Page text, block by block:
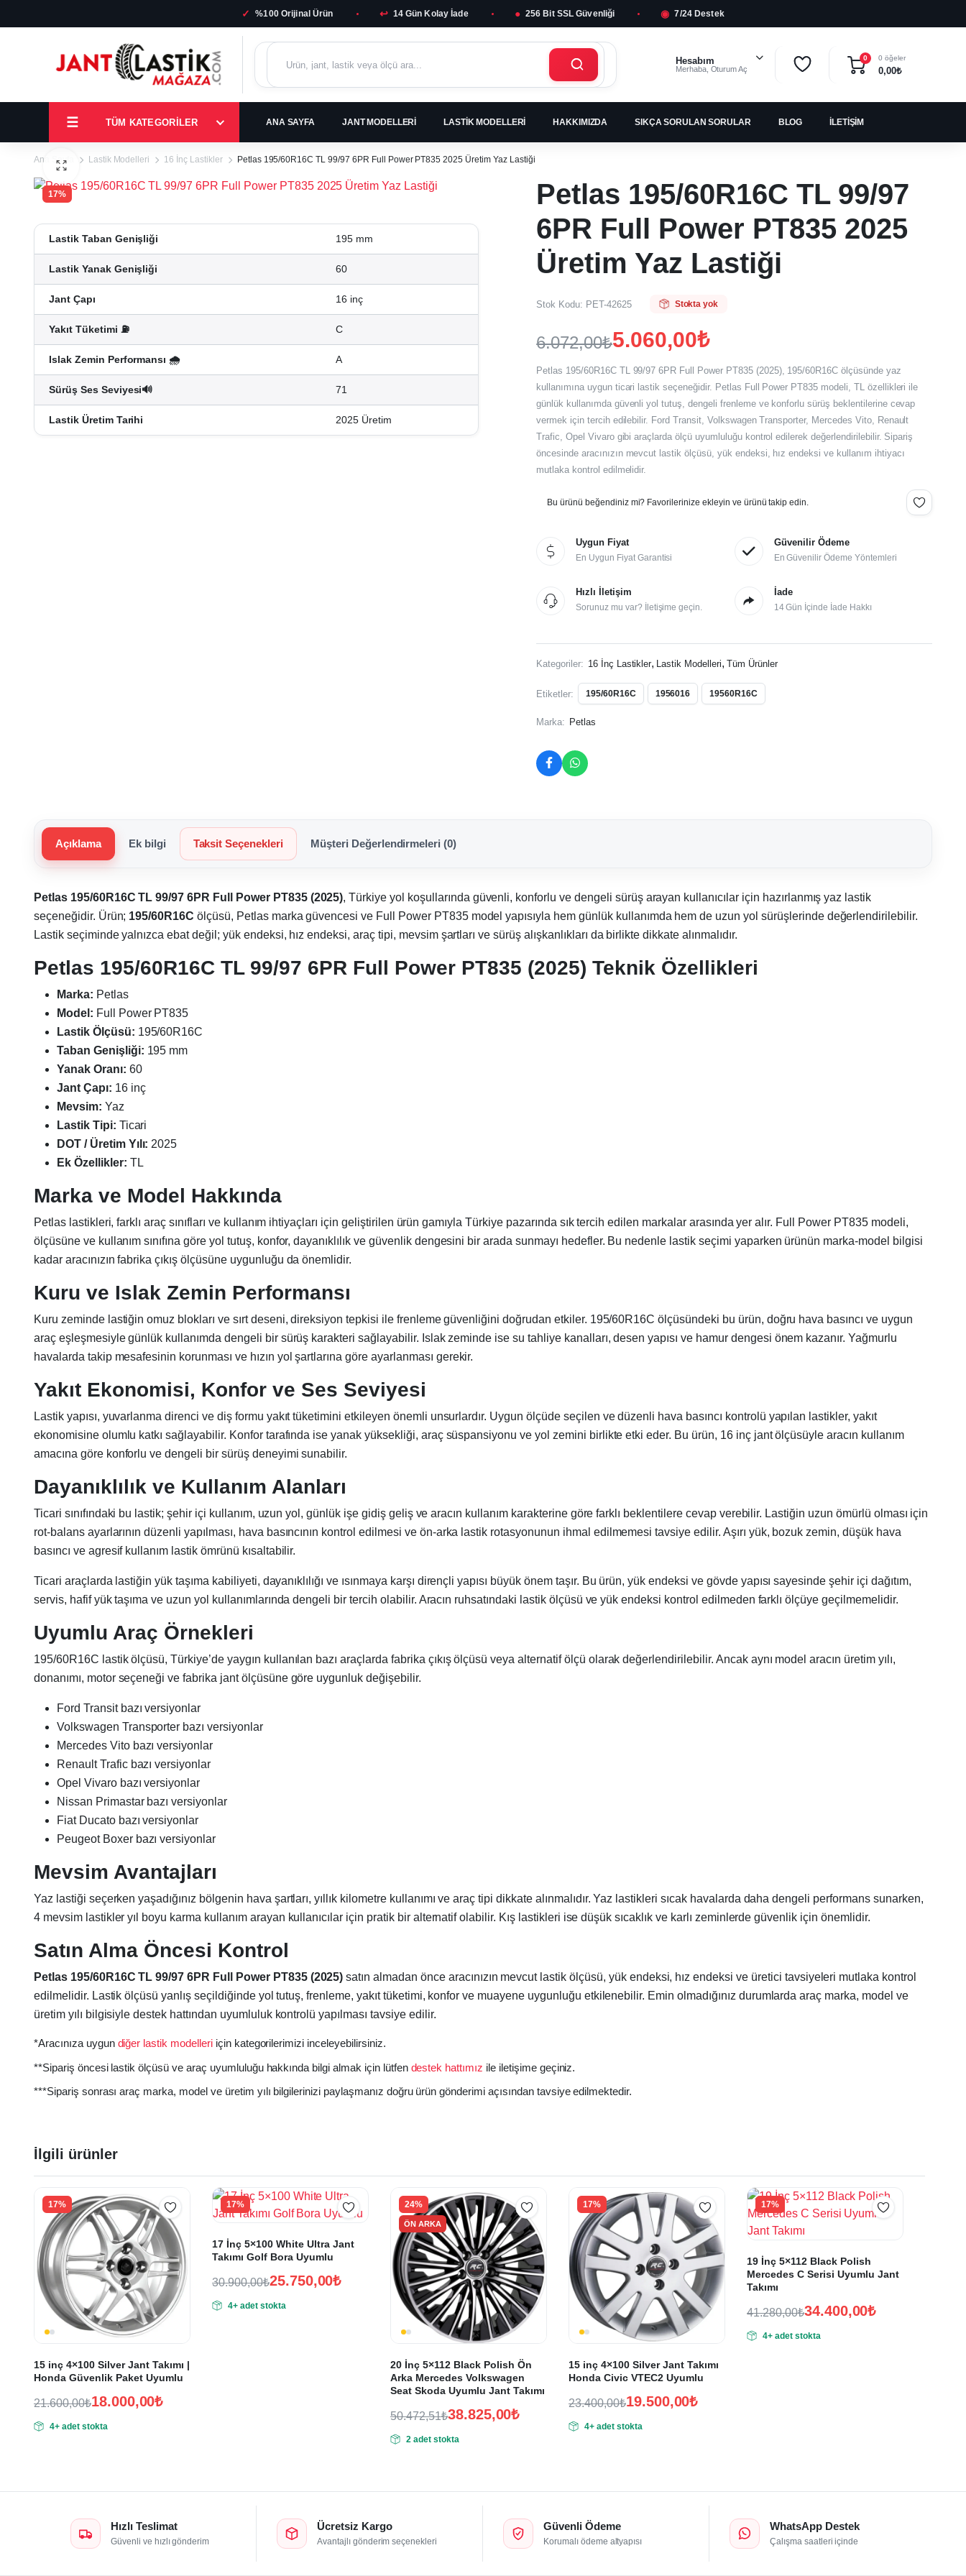
✓ %100 Orijinal Ürün ↩ 14 Gün Kolay İade ● 256 Bit SSL Güvenliği ◉ 7/24 Destek
Hesabım
Merhaba, Oturum Aç
0 0 öğeler
0,00₺
TÜM KATEGORILER ANA SAYFA JANT MODELLERI LASTIK MODELLERI HAKKIMIZDA SIKÇA SORULAN SORULAR BLOG İLETIŞIM
Ana Sayfa Lastik Modelleri 16 İnç Lastikler Petlas 195/60R16C TL 99/97 6PR Full Power PT835 2025 Üretim Yaz Lastiği
17%
Lastik Taban Genişliği 195 mm
Lastik Yanak Genişliği 60
Jant Çapı 16 inç
Yakıt Tüketimi ⛽ C
Islak Zemin Performansı 🌧️ A
Sürüş Ses Seviyesi🔊 71
Lastik Üretim Tarihi 2025 Üretim
Petlas 195/60R16C TL 99/97
6PR Full Power PT835 2025
Üretim Yaz Lastiği
Stok Kodu: PET-42625 Stokta yok
6.072,00₺
Orijinal
fiyat:
6.072,00₺.
5.060,00₺
Şu
andaki
fiyat:
5.060,00₺.
Petlas 195/60R16C TL 99/97 6PR Full Power PT835 (2025), 195/60R16C ölçüsünde yaz
kullanımına uygun ticari lastik seçeneğidir. Petlas Full Power PT835 modeli, TL özellikleri ile
günlük kullanımda güvenli yol tutuş, dengeli frenleme ve konforlu sürüş beklentilerine cevap
vermek için tercih edilebilir. Ford Transit, Volkswagen Transporter, Mercedes Vito, Renault
Trafic, Opel Vivaro gibi araçlarda ölçü uyumluluğu kontrol edilerek değerlendirilebilir. Sipariş
öncesinde aracınızın mevcut lastik ölçüsü, yük endeksi, hız endeksi ve kullanım ihtiyacı
mutlaka kontrol edilmelidir.
Bu ürünü beğendiniz mi? Favorilerinize ekleyin ve ürünü takip edin.
Uygun Fiyat
En Uygun Fiyat Garantisi
Güvenilir Ödeme
En Güvenilir Ödeme Yöntemleri
Hızlı İletişim
Sorunuz mu var? İletişime geçin.
İade
14 Gün İçinde İade Hakkı
Kategoriler: 16 İnç Lastikler, Lastik Modelleri, Tüm Ürünler
Etiketler: 195/60R16C 1956016 19560R16C
Marka: Petlas
Açıklama Ek bilgi Taksit Seçenekleri Müşteri Değerlendirmeleri (0)
Petlas 195/60R16C TL 99/97 6PR Full Power PT835 (2025), Türkiye yol koşullarında güvenli, konforlu ve dengeli sürüş arayan kullanıcılar için hazırlanmış yaz lastik
seçeneğidir. Ürün; 195/60R16C ölçüsü, Petlas marka güvencesi ve Full Power PT835 model yapısıyla hem günlük kullanımda hem de uzun yol sürüşlerinde değerlendirilebilir.
Lastik seçiminde yalnızca ebat değil; yük endeksi, hız endeksi, araç tipi, mevsim şartları ve sürüş alışkanlıkları da birlikte dikkate alınmalıdır.
Petlas 195/60R16C TL 99/97 6PR Full Power PT835 (2025) Teknik Özellikleri
Marka: Petlas
Model: Full Power PT835
Lastik Ölçüsü: 195/60R16C
Taban Genişliği: 195 mm
Yanak Oranı: 60
Jant Çapı: 16 inç
Mevsim: Yaz
Lastik Tipi: Ticari
DOT / Üretim Yılı: 2025
Ek Özellikler: TL
Marka ve Model Hakkında
Petlas lastikleri, farklı araç sınıfları ve kullanım ihtiyaçları için geliştirilen ürün gamıyla Türkiye pazarında sık tercih edilen markalar arasında yer alır. Full Power PT835 modeli,
ölçüsüne ve kullanım sınıfına göre yol tutuş, konfor, dayanıklılık ve güvenlik dengesini bir arada sunmayı hedefler. Bu nedenle lastik seçimi yaparken ürünün marka-model bilgisi
kadar aracınızın fabrika çıkış ölçüsüne uygunluğu da önemlidir.
Kuru ve Islak Zemin Performansı
Kuru zeminde lastiğin omuz blokları ve sırt deseni, direksiyon tepkisi ile frenleme güvenliğini doğrudan etkiler. 195/60R16C ölçüsündeki bu ürün, doğru hava basıncı ve uygun
araç eşleşmesiyle günlük kullanımda dengeli bir sürüş karakteri sağlayabilir. Islak zeminde ise su tahliye kanalları, desen yapısı ve hamur dengesi önem kazanır. Yağmurlu
havalarda takip mesafesinin korunması ve hızın yol şartlarına göre ayarlanması gerekir.
Yakıt Ekonomisi, Konfor ve Ses Seviyesi
Lastik yapısı, yuvarlanma direnci ve diş formu yakıt tüketimini etkileyen önemli unsurlardır. Uygun ölçüde seçilen ve düzenli hava basıncı kontrolü yapılan lastikler, yakıt
ekonomisine olumlu katkı sağlayabilir. Konfor tarafında ise yanak yüksekliği, araç süspansiyonu ve yol zemini birlikte etki eder. Bu ürün, 16 inç jant ölçüsüyle aracın kullanım
amacına göre konforlu ve dengeli bir sürüş deneyimi sunabilir.
Dayanıklılık ve Kullanım Alanları
Ticari sınıfındaki bu lastik; şehir içi kullanım, uzun yol, günlük işe gidiş geliş ve aracın kullanım karakterine göre farklı beklentilere cevap verebilir. Lastiğin uzun ömürlü olması için
rot-balans ayarlarının düzenli yapılması, hava basıncının kontrol edilmesi ve ön-arka lastik rotasyonunun ihmal edilmemesi tavsiye edilir. Aşırı yük, bozuk zemin, düşük hava
basıncı ve agresif kullanım lastik ömrünü kısaltabilir.
Ticari araçlarda lastiğin yük taşıma kabiliyeti, dayanıklılığı ve ısınmaya karşı dirençli yapısı büyük önem taşır. Bu ürün, yük endeksi ve gövde yapısı sayesinde şehir içi dağıtım,
servis, hafif yük taşıma ve uzun yol kullanımlarında dengeli bir tercih olabilir. Aracın ruhsatındaki lastik ölçüsü ve yük endeksi kontrol edilmeden farklı ölçüye geçilmemelidir.
Uyumlu Araç Örnekleri
195/60R16C lastik ölçüsü, Türkiye’de yaygın kullanılan bazı araçlarda fabrika çıkış ölçüsü veya alternatif ölçü olarak değerlendirilebilir. Ancak aynı model aracın üretim yılı,
donanımı, motor seçeneği ve fabrika jant ölçüsüne göre uygunluk değişebilir.
Ford Transit bazı versiyonlar
Volkswagen Transporter bazı versiyonlar
Mercedes Vito bazı versiyonlar
Renault Trafic bazı versiyonlar
Opel Vivaro bazı versiyonlar
Nissan Primastar bazı versiyonlar
Fiat Ducato bazı versiyonlar
Peugeot Boxer bazı versiyonlar
Mevsim Avantajları
Yaz lastiği seçerken yaşadığınız bölgenin hava şartları, yıllık kilometre kullanımı ve araç tipi dikkate alınmalıdır. Yaz lastikleri sıcak havalarda daha dengeli performans sunarken,
4 mevsim lastikler yıl boyu karma kullanım arayan kullanıcılar için pratik bir alternatif olabilir. Kış lastikleri ise düşük sıcaklık ve karlı zeminlerde güvenlik için önemlidir.
Satın Alma Öncesi Kontrol
Petlas 195/60R16C TL 99/97 6PR Full Power PT835 (2025) satın almadan önce aracınızın mevcut lastik ölçüsü, yük endeksi, hız endeksi ve üretici tavsiyeleri mutlaka kontrol
edilmelidir. Lastik ölçüsü yanlış seçildiğinde yol tutuş, frenleme, yakıt tüketimi, konfor ve muayene uygunluğu etkilenebilir. Emin olmadığınız durumlarda araç marka, model ve
üretim yılı bilgisiyle destek hattından uyumluluk kontrolü yapılması tavsiye edilir.
*Aracınıza uygun diğer lastik modelleriiçin kategorilerimizi inceleyebilirsiniz.
**Sipariş öncesi lastik ölçüsü ve araç uyumluluğu hakkında bilgi almak için lütfen destek hattımız ile iletişime geçiniz.
***Sipariş sonrası araç marka, model ve üretim yılı bilgilerinizi paylaşmanız doğru ürün gönderimi açısından tavsiye edilmektedir.
İlgili ürünler
17%
15 inç 4×100 Silver Jant Takımı |
Honda Güvenlik Paket Uyumlu
21.600,00₺
Orijinal
fiyat:
18.000,00₺
Şu
andaki
4+ adet stokta
17%
17 İnç 5×100 White Ultra Jant
Takımı Golf Bora Uyumlu
30.900,00₺
Orijinal
fiyat:
25.750,00₺
Şu
andaki
4+ adet stokta
24%
ÖN ARKA
20 İnç 5×112 Black Polish Ön
Arka Mercedes Volkswagen
Seat Skoda Uyumlu Jant Takımı
50.472,51₺
Orijinal
fiyat:
38.825,00₺
Şu
andaki
2 adet stokta
17%
15 inç 4×100 Silver Jant Takımı
Honda Civic VTEC2 Uyumlu
23.400,00₺
Orijinal
fiyat:
19.500,00₺
Şu
andaki
4+ adet stokta
17%
19 İnç 5×112 Black Polish
Mercedes C Serisi Uyumlu Jant
Takımı
41.280,00₺
Orijinal
fiyat:
34.400,00₺
Şu
andaki
4+ adet stokta
Hızlı Teslimat
Güvenli ve hızlı gönderim
Ücretsiz Kargo
Avantajlı gönderim seçenekleri
Güvenli Ödeme
Korumalı ödeme altyapısı
WhatsApp Destek
Çalışma saatleri içinde